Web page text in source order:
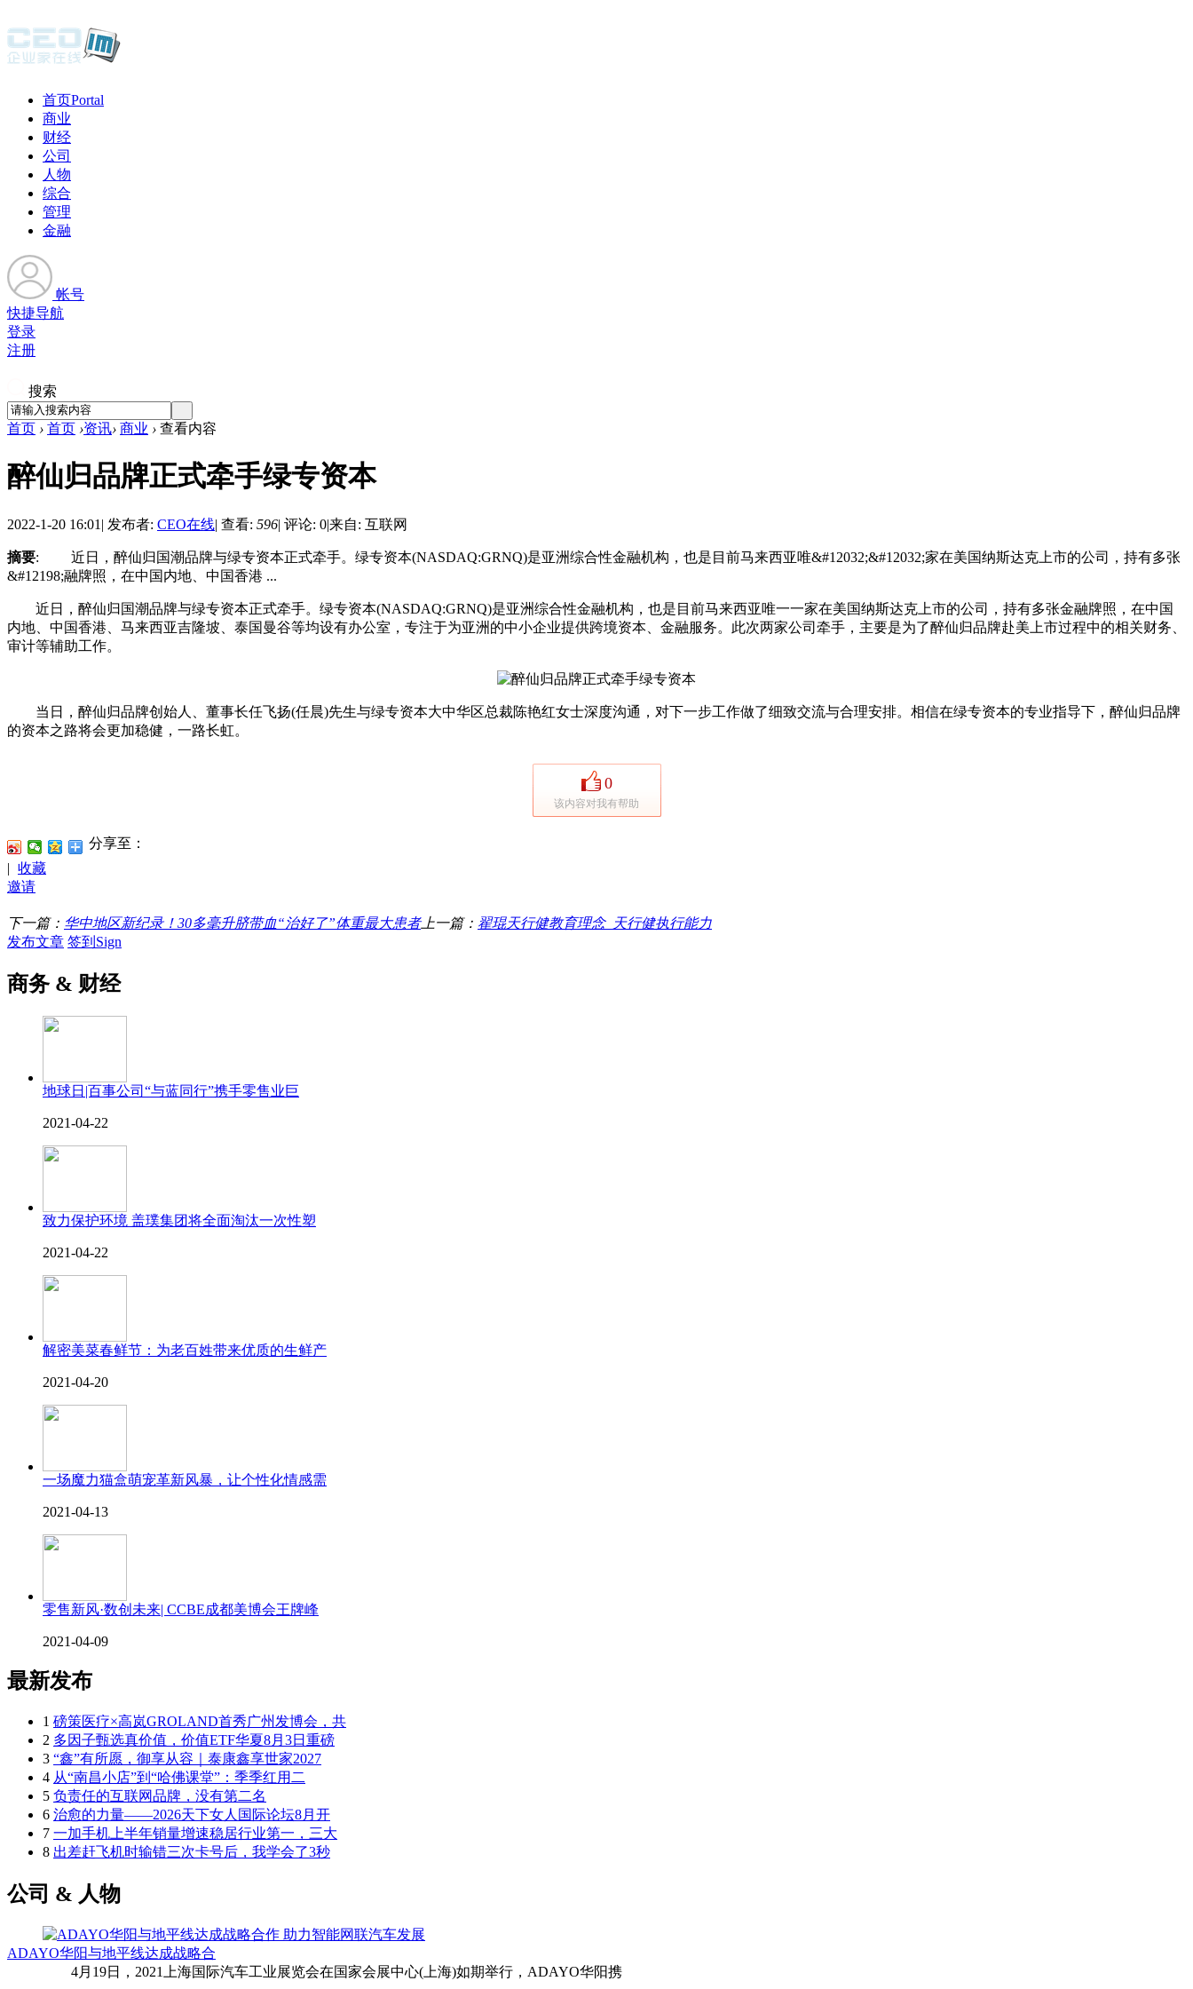
首页Portal
商业
财经
公司
人物
综合
管理
金融
帐号
快捷导航
登录
注册
搜索
首页 › 首页 ›资讯› 商业 › 查看内容
醉仙归品牌正式牵手绿专资本
2022-1-20 16:01 | 发布者: CEO在线| 查看: 596| 评论: 0|来自: 互联网
摘要: 近日，醉仙归国潮品牌与绿专资本正式牵手。绿专资本(NASDAQ:GRNQ)是亚洲综合性金融机构，也是目前马来西亚唯&#12032;&#12032;家在美国纳斯达克上市的公司，持有多张
&#12198;融牌照，在中国内地、中国香港 ...
近日，醉仙归国潮品牌与绿专资本正式牵手。绿专资本(NASDAQ:GRNQ)是亚洲综合性金融机构，也是目前马来西亚唯⼀⼀家在美国纳斯达克上市的公司，持有多张⾦融牌照，在中国
内地、中国香港、马来西亚吉隆坡、泰国曼⾕等均设有办公室，专注于为亚洲的中小企业提供跨境资本、⾦融服务。此次两家公司牵手，主要是为了醉仙归品牌赴美上市过程中的相关财务、
审计等辅助工作。
当日，醉仙归品牌创始人、董事长任飞扬(任晨)先生与绿专资本大中华区总裁陈艳红女士深度沟通，对下一步工作做了细致交流与合理安排。相信在绿专资本的专业指导下，醉仙归品牌
的资本之路将会更加稳健，一路长虹。
0
该内容对我有帮助
分享至：
| 收藏
邀请
下一篇： 华中地区新纪录！30多毫升脐带血“治好了”体重最大患者上一篇： 翟琨天行健教育理念_天行健执行能力
发布文章 签到Sign
商务 & 财经
地球日|百事公司“与蓝同行”携手零售业巨
2021-04-22
致力保护环境 盖璞集团将全面淘汰一次性塑
2021-04-22
解密美菜春鲜节：为老百姓带来优质的生鲜产
2021-04-20
一场魔力猫盒萌宠革新风暴，让个性化情感需
2021-04-13
零售新风·数创未来| CCBE成都美博会王牌峰
2021-04-09
最新发布
1 磅策医疗×高岚GROLAND首秀广州发博会，共
2 多因子甄选真价值，价值ETF华夏8月3日重磅
3 “鑫”有所愿，御享从容｜泰康鑫享世家2027
4 从“南昌小店”到“哈佛课堂”：季季红用二
5 负责任的互联网品牌，没有第二名
6 治愈的力量——2026天下女人国际论坛8月开
7 一加手机上半年销量增速稳居行业第一，三大
8 出差赶飞机时输错三次卡号后，我学会了3秒
公司 & 人物
ADAYO华阳与地平线达成战略合
4月19日，2021上海国际汽车工业展览会在国家会展中心(上海)如期举行，ADAYO华阳携